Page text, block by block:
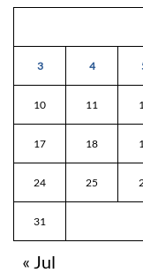
3 4
10 11
17 18
24 25
31
« Jul